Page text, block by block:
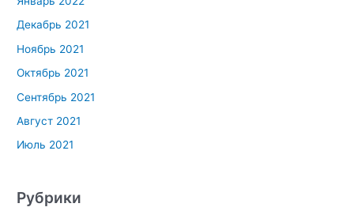
Декабрь 2021
Ноябрь 2021
Октябрь 2021
Сентябрь 2021
Август 2021
Июль 2021
Рубрики